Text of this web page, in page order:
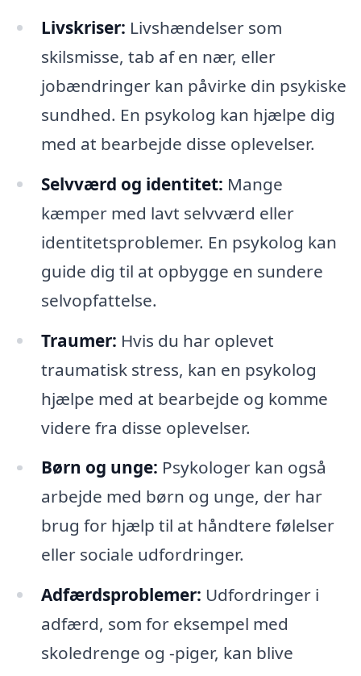
Livskriser: Livshændelser som
skilsmisse, tab af en nær, eller
jobændringer kan påvirke din psykiske
sundhed. En psykolog kan hjælpe dig
med at bearbejde disse oplevelser.
Selvværd og identitet: Mange
kæmper med lavt selvværd eller
identitetsproblemer. En psykolog kan
guide dig til at opbygge en sundere
selvopfattelse.
Traumer: Hvis du har oplevet
traumatisk stress, kan en psykolog
hjælpe med at bearbejde og komme
videre fra disse oplevelser.
Børn og unge: Psykologer kan også
arbejde med børn og unge, der har
brug for hjælp til at håndtere følelser
eller sociale udfordringer.
Adfærdsproblemer: Udfordringer i
adfærd, som for eksempel med
skoledrenge og -piger, kan blive